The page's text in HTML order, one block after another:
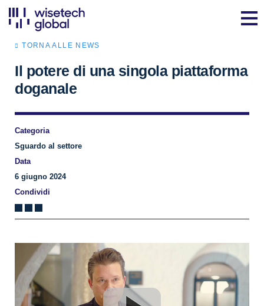
TORNA ALLE NEWS
Il potere di una singola piattaforma
doganale
Categoria
Sguardo al settore
Data
6 giugno 2024
Condividi